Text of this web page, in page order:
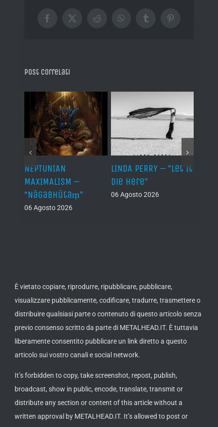
Facebook
X RedditWhatsAppTumblrPinterest
Post correlati
NEPTUNIAN
MAXIMALISM –
“Nāgabhūtaṃ”
06 Agosto 2026
LINDA PERRY – “Let It
Die Here”
06 Agosto 2026
È vietato copiare, riprodurre, ripubblicare, pubblicare,
visualizzare pubblicamente, codificare, tradurre, trasmettere o
distribuire qualsiasi parte o contenuto di questo articolo senza
previo consenso scritto da parte di METALHEAD.IT. È tuttavia
liberamente consentito pubblicare un link diretto a questo
articolo sui vostro canali e social network.
It’s forbidden to copy, take screenshot, repost, publish,
broadcast, show in public, encode, translate, transmit or
distribute any section or content of this article without a
written approval by METALHEAD.IT. It’s allowed to post or